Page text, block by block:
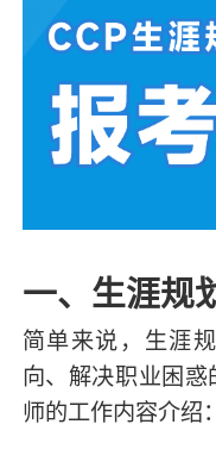
一、生涯规
简单来说，生涯
向、解决职业困
师的工作内容介绍：